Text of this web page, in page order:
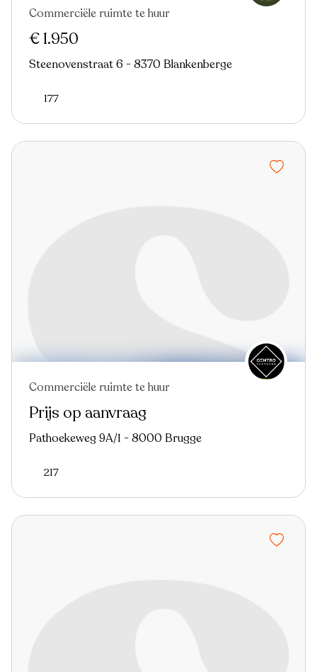
Commerciële ruimte te huur
€ 1.950
Steenovenstraat 6 - 8370 Blankenberge
177
Commerciële ruimte te huur
Prijs op aanvraag
Pathoekeweg 9A/1 - 8000 Brugge
217